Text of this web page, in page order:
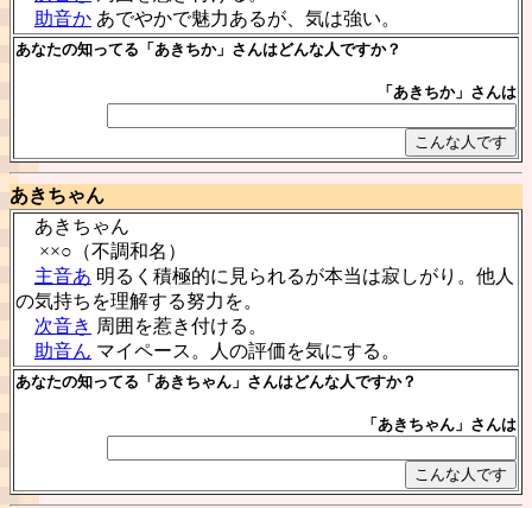
助音か あでやかで魅力あるが、気は強い。
あなたの知ってる「あきちか」さんはどんな人ですか？
「あきちか」さんは
あきちゃん
あきちゃん
××○（不調和名）
主音あ 明るく積極的に見られるが本当は寂しがり。他人
の気持ちを理解する努力を。
次音き 周囲を惹き付ける。
助音ん マイペース。人の評価を気にする。
あなたの知ってる「あきちゃん」さんはどんな人ですか？
「あきちゃん」さんは